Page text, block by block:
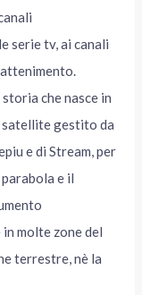
serie tv, ai canali
che nasce in
gestito da
e di Stream, per
e il
molte zone del
terrestre, nè la